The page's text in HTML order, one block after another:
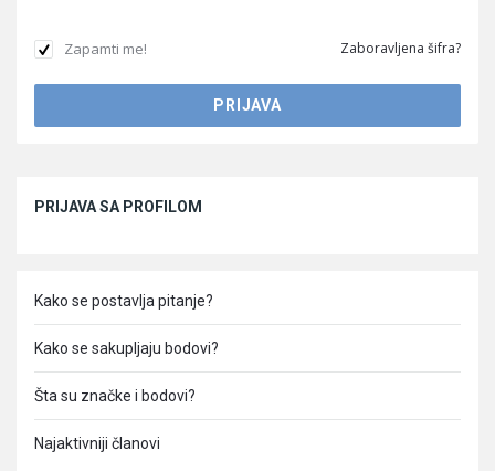
Zapamti me! Zaboravljena šifra?
PRIJAVA SA PROFILOM
Kako se postavlja pitanje?
Kako se sakupljaju bodovi?
Šta su značke i bodovi?
Najaktivniji članovi